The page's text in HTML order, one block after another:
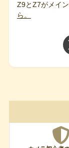
Z9とZ7がメイ
ら。